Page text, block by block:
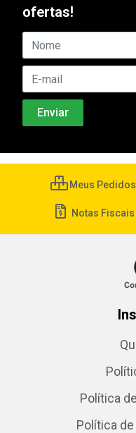
ofertas!
Meus Pedidos
Notas Fiscais
Política
Política